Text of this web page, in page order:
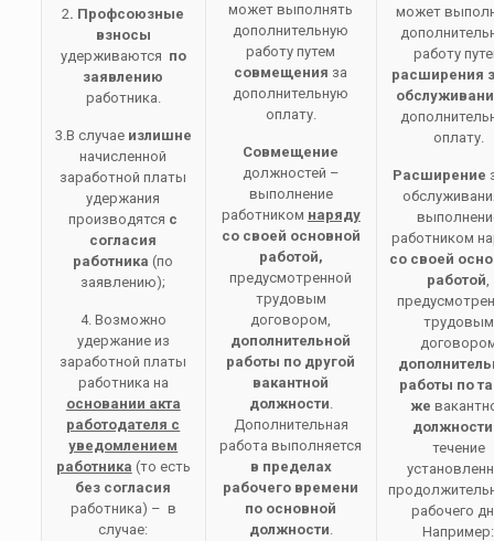
2. Профсоюзные
взносы
удерживаются по
заявлению
работника.
3.В случае излишне
начисленной
заработной платы
удержания
производятся с
согласия
работника (по
заявлению);
4. Возможно
удержание из
заработной платы
работника на
основании акта
работодателя с
уведомлением
работника (то есть
без согласия
работника) – в
случае:
может выполнять
дополнительную
работу путем
совмещения за
дополнительную
оплату.
Совмещение
должностей –
выполнение
работником наряду
со своей основной
работой,
предусмотренной
трудовым
договором,
дополнительной
работы по другой
вакантной
должности.
Дополнительная
работа выполняется
в пределах
рабочего времени
по основной
должности.
может
работу
расширения
оплату.
Расширение
работником
со своей
работой,
трудовым
работы по
же
должности
течение
рабочего
Например: